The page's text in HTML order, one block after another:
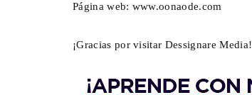
Página web: www.oonaode.com
¡Gracias por visitar Dessignare Media!